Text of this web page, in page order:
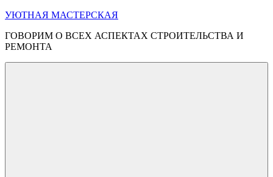
Перейти
содержимому
УЮТНАЯ МАСТЕРСКАЯ
ГОВОРИМ О ВСЕХ АСПЕКТАХ СТРОИТЕЛЬСТВА И
РЕМОНТА